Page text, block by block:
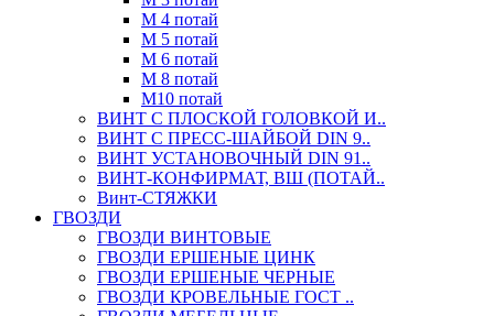
М 4 потай
М 5 потай
М 6 потай
М 8 потай
М10 потай
ВИНТ С ПЛОСКОЙ ГОЛОВКОЙ И..
ВИНТ С ПРЕСС-ШАЙБОЙ DIN 9..
ВИНТ УСТАНОВОЧНЫЙ DIN 91..
ВИНТ-КОНФИРМАТ, ВШ (ПОТАЙ..
Винт-СТЯЖКИ
ГВОЗДИ
ГВОЗДИ ВИНТОВЫЕ
ГВОЗДИ ЕРШЕНЫЕ ЦИНК
ГВОЗДИ ЕРШЕНЫЕ ЧЕРНЫЕ
ГВОЗДИ КРОВЕЛЬНЫЕ ГОСТ ..